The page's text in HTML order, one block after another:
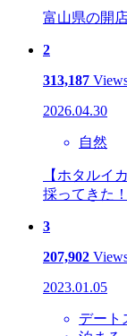
富山県の開
2
313,187
2026.04.30
自然
【ホタルイ
採ってきた！
3
207,902
2023.01.05
デート